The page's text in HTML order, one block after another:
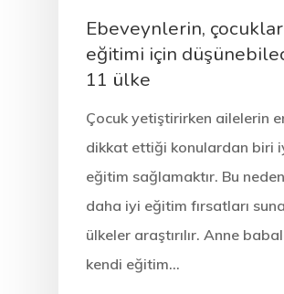
Ebeveynlerin,
eğitimi için
11 ülke
Çocuk yetiştirirken ailelerin
dikkat ettiği konulardan biri
eğitim sağlamaktır. Bu
daha iyi eğitim fırsatları
ülkeler araştırılır. Anne
kendi eğitim…